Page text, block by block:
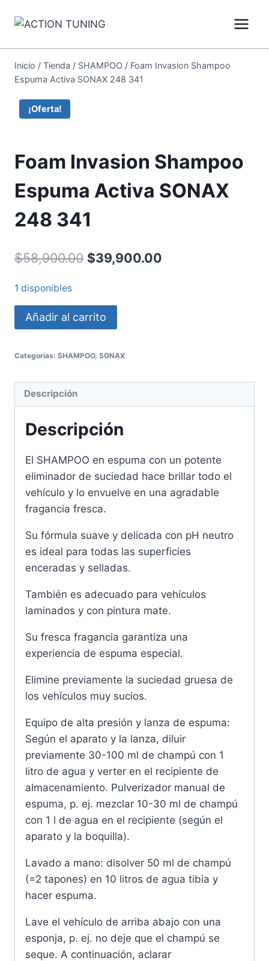
Inicio / Tienda / SHAMPOO / Foam Invasion Shampoo
Espuma Activa SONAX 248 341
¡Oferta!
Foam Invasion Shampoo
Espuma Activa SONAX
248 341
$58,900.00 $39,900.00
1 disponibles
Añadir al carrito
Categorías: SHAMPOO, SONAX
Descripción
Descripción
El SHAMPOO en espuma con un potente
eliminador de suciedad hace brillar todo el
vehículo y lo envuelve en una agradable
fragancia fresca.
Su fórmula suave y delicada con pH neutro
es ideal para todas las superficies
enceradas y selladas.
También es adecuado para vehículos
laminados y con pintura mate.
Su fresca fragancia garantiza una
experiencia de espuma especial.
Elimine previamente la suciedad gruesa de
los vehículos muy sucios.
Equipo de alta presión y lanza de espuma:
Según el aparato y la lanza, diluir
previamente 30-100 ml de champú con 1
litro de agua y verter en el recipiente de
almacenamiento. Pulverizador manual de
espuma, p. ej. mezclar 10-30 ml de champú
con 1 l de agua en el recipiente (según el
aparato y la boquilla).
Lavado a mano: disolver 50 ml de champú
(=2 tapones) en 10 litros de agua tibia y
hacer espuma.
Lave el vehículo de arriba abajo con una
esponja, p. ej. no deje que el champú se
seque. A continuación, aclarar